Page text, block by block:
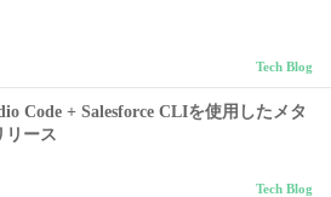
Tech Blog
Code + Salesforce CLIを使用したメタ
リース
Tech Blog